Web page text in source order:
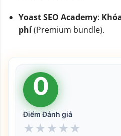
Yoast SEO Academy:
phí(Premium bundle).
0
Điểm Đánh giá
★ ★ ★ ★ ★